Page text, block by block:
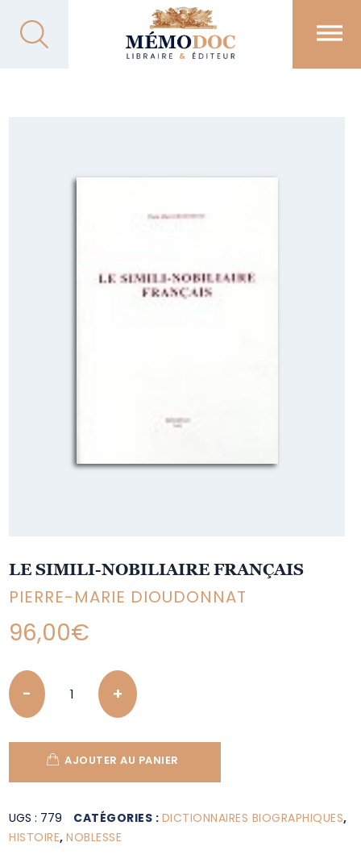
LE SIMILI-NOBILIAIRE FRANÇAIS
PIERRE-MARIE DIOUDONNAT
96,00€
Quantity
AJOUTER AU PANIER
UGS : 779 CATÉGORIES : DICTIONNAIRES BIOGRAPHIQUES,
HISTOIRE,NOBLESSE